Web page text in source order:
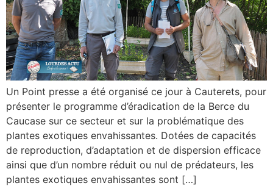
Un Point presse a été organisé ce jour à Cauterets, pour
présenter le programme d’éradication de la Berce du
Caucase sur ce secteur et sur la problématique des
plantes exotiques envahissantes. Dotées de capacités
de reproduction, d’adaptation et de dispersion efficace
ainsi que d’un nombre réduit ou nul de prédateurs, les
plantes exotiques envahissantes sont […]